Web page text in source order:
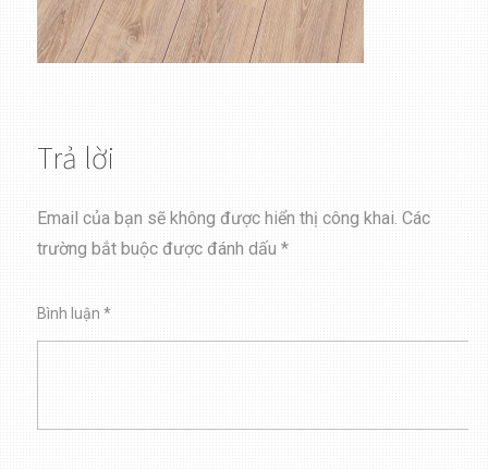
Trả lời
Email của bạn sẽ không được hiển thị công khai. Các
trường bắt buộc được đánh dấu*
Bình luận*